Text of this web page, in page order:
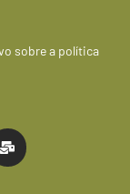
sobre a política